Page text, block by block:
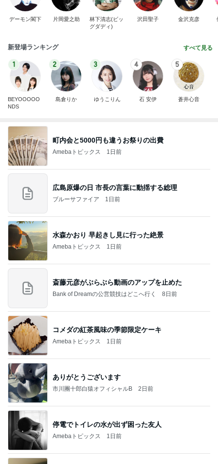
デーモン閣下 片岡愛之助
林下清志(ビッ
グダディ)
沢田聖子 金沢克彦
新登場ランキング すべて見る
1
BEYOOOOO
NDS
2
島倉りか
3
ゆうこりん
4
石 安伊
5
蒼井心音
町内会と5000円も違うお祭りの出費
Amebaトピックス 1日前
広島原爆の日 市長の言葉に動揺する総理
ブルーサファイア 1日前
水森かおり 早起きし見に行った絶景
Amebaトピックス 1日前
斎藤元彦がぶらぶら動画のアップを止めた
Bank of Dreamの公営競技はどこへ行く 8日前
コメダの紅茶風味の季節限定ケーキ
Amebaトピックス 1日前
ありがとうございます
市川團十郎白猿オフィシャルB 2日前
停電でトイレの水が出ず困った友人
Amebaトピックス 1日前